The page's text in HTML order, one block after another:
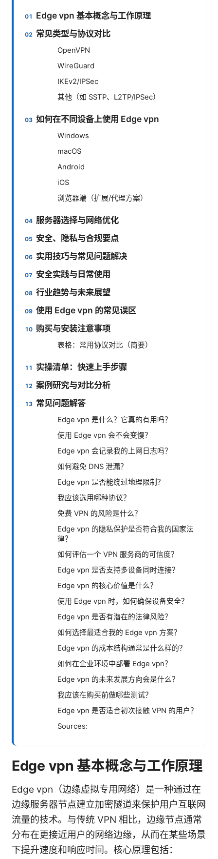
Edge vpn 基本概念与工作原理
常见类型与协议对比
OpenVPN
WireGuard
IKEv2/IPSec
其他（如 SSTP、L2TP/IPSec）
如何在不同设备上使用 Edge vpn
Windows
macOS
Android
iOS
浏览器端（扩展/代理方案）
服务器选择与网络优化
安全、隐私与合规要点
实用技巧与常见问题解决
安全实践与日常使用
行业趋势与未来展望
使用 Edge vpn 的常见误区
购买与安装注意事项
表格：常用协议对比（简要）
实操清单：快速上手步骤
案例研究与对比分析
常见问题解答
Edge vpn 是什么？它真的有用吗？
使用 Edge vpn 会不会变慢？
Edge vpn 会记录我的上网日志吗？
如何避免 DNS 泄漏？
Edge vpn 是否能绕过地理限制？
我应该选用哪种协议？
免费 VPN 的风险是什么？
Edge vpn 的隐私保护是否符合我的国家法
律？
如何评估一个 VPN 服务商的可信度？
Edge vpn 是否支持多设备同时连接？
Edge vpn 的核心价值是什么？
使用 Edge vpn 时，如何确保设备安全？
Edge vpn 是否有潜在的法律风险？
如何选择最适合我的 Edge vpn 方案？
Edge vpn 的成本结构通常是什么样的？
如何在企业环境中部署 Edge vpn？
Edge vpn 的未来发展方向会是什么？
我应该在购买前做哪些测试？
Edge vpn 是否适合初次接触 VPN 的用户？
Sources:
Edge vpn 基本概念与工作原理
Edge vpn（边缘虚拟专用网络）是一种通过在
边缘服务器节点建立加密隧道来保护用户互联网
流量的技术。与传统 VPN 相比，边缘节点通常
分布在更接近用户的网络边缘，从而在某些场景
下提升速度和响应时间。核心原理包括：